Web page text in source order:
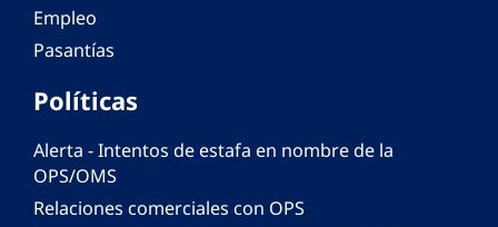
Empleo
Pasantías
Políticas
Alerta - Intentos de estafa en nombre de la
OPS/OMS
Relaciones comerciales con OPS